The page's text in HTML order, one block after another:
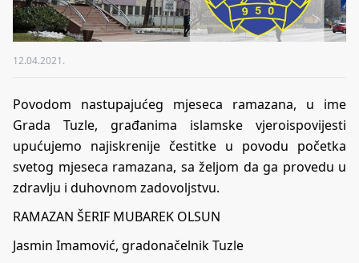
12.04.2021.
Povodom nastupajućeg mjeseca ramazana, u ime
Grada Tuzle, građanima islamske vjeroispovijesti
upućujemo najiskrenije čestitke u povodu početka
svetog mjeseca ramazana, sa željom da ga provedu u
zdravlju i duhovnom zadovoljstvu.
RAMAZAN ŠERIF MUBAREK OLSUN
Jasmin Imamović, gradonačelnik Tuzle